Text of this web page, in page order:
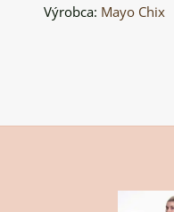
Výrobca: Mayo Chix